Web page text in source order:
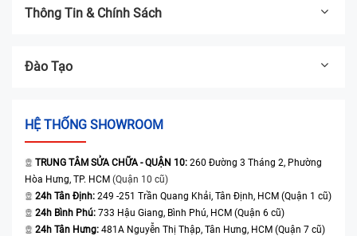
Thông Tin & Chính Sách
Đào Tạo
HỆ THỐNG SHOWROOM
TRUNG TÂM SỬA CHỮA - QUẬN 10: 260 Đường 3 Tháng 2, Phường
Hòa Hưng, TP. HCM (Quận 10 cũ)
24h Tân Định: 249 -251 Trần Quang Khải, Tân Định, HCM (Quận 1 cũ)
24h Bình Phú: 733 Hậu Giang, Bình Phú, HCM (Quận 6 cũ)
24h Tân Hưng: 481A Nguyễn Thị Thập, Tân Hưng, HCM (Quận 7 cũ)